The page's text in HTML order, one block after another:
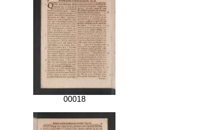
00018